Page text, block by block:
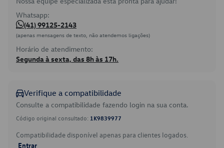
Whatsapp:
(41) 99125-2143
(apenas mensagens de texto, não atendemos ligações)
Horário de atendimento:
Segunda à sexta, das 8h às 17h.
Verifique a compatibilidade
Consulte a compatibilidade fazendo login na sua conta.
Código original consultado: 1K9839977
Compatibilidade disponível apenas para clientes logados.
Entrar